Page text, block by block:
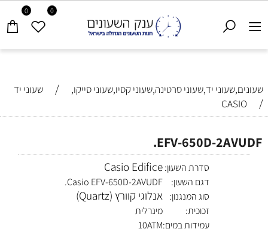
0 0
שעונים,שעוני יד,שעוני סרטינה,שעוני קסיו,שעוני סייקו, / שעוני יד
/
CASIO
EFV-650D-2AVUDF.
סדרת השעון: Casio Edifice
דגם השעון:
Casio EFV-650D-2AVUDF.
סוג המנגנון: אנלוגי קוורץ (Quartz)
זכוכית:
מינרלית
עמידות במים:10ATM